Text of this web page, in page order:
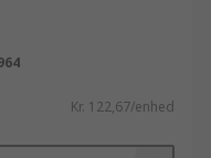
Kr. 122,67/enhed